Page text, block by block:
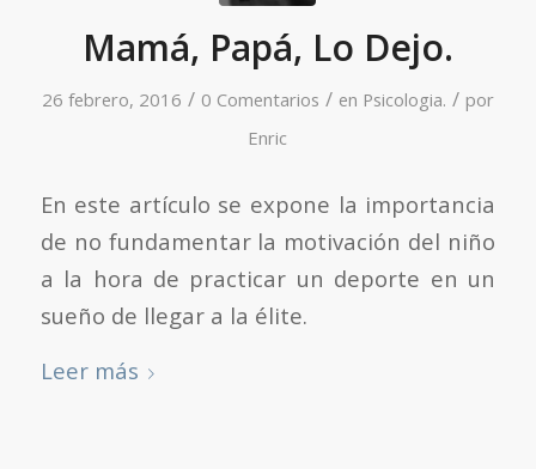
Mamá, Papá, Lo Dejo.
26 febrero, 2016 / 0 Comentarios / en Psicologia. / por
Enric
En este artículo se expone la importancia
de no fundamentar la motivación del niño
a la hora de practicar un deporte en un
sueño de llegar a la élite.
Leer más